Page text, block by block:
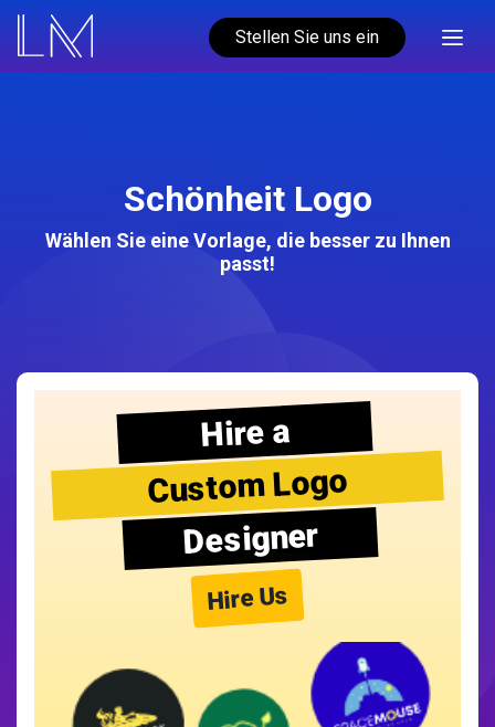
Stellen Sie uns ein
Schönheit Logo
Wählen Sie eine Vorlage, die besser zu Ihnen
passt!
Hire a
Custom Logo
Designer
Hire Us